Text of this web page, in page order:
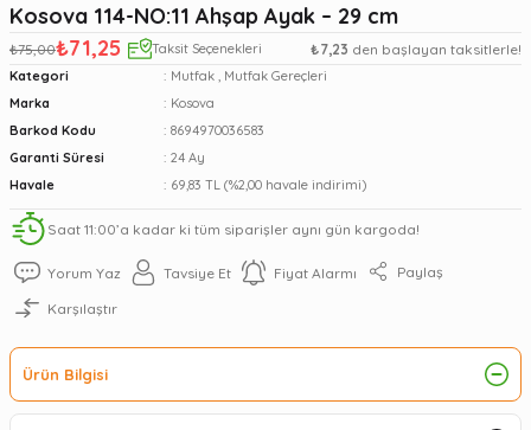
Kosova 114-NO:11 Ahşap Ayak – 29 cm
₺75,00₺71,25 Taksit Seçenekleri ₺7,23 den başlayan taksitlerle!
Kategori Mutfak , Mutfak Gereçleri
Marka
Kosova
Barkod Kodu
8694970036583
Garanti Süresi
24 Ay
Havale
69,83 TL (%2,00 havale indirimi)
Saat 11:00’a kadar ki tüm siparişler aynı gün kargoda!
Yorum Yaz Tavsiye Et Fiyat Alarmı Paylaş
Karşılaştır
Ürün Bilgisi